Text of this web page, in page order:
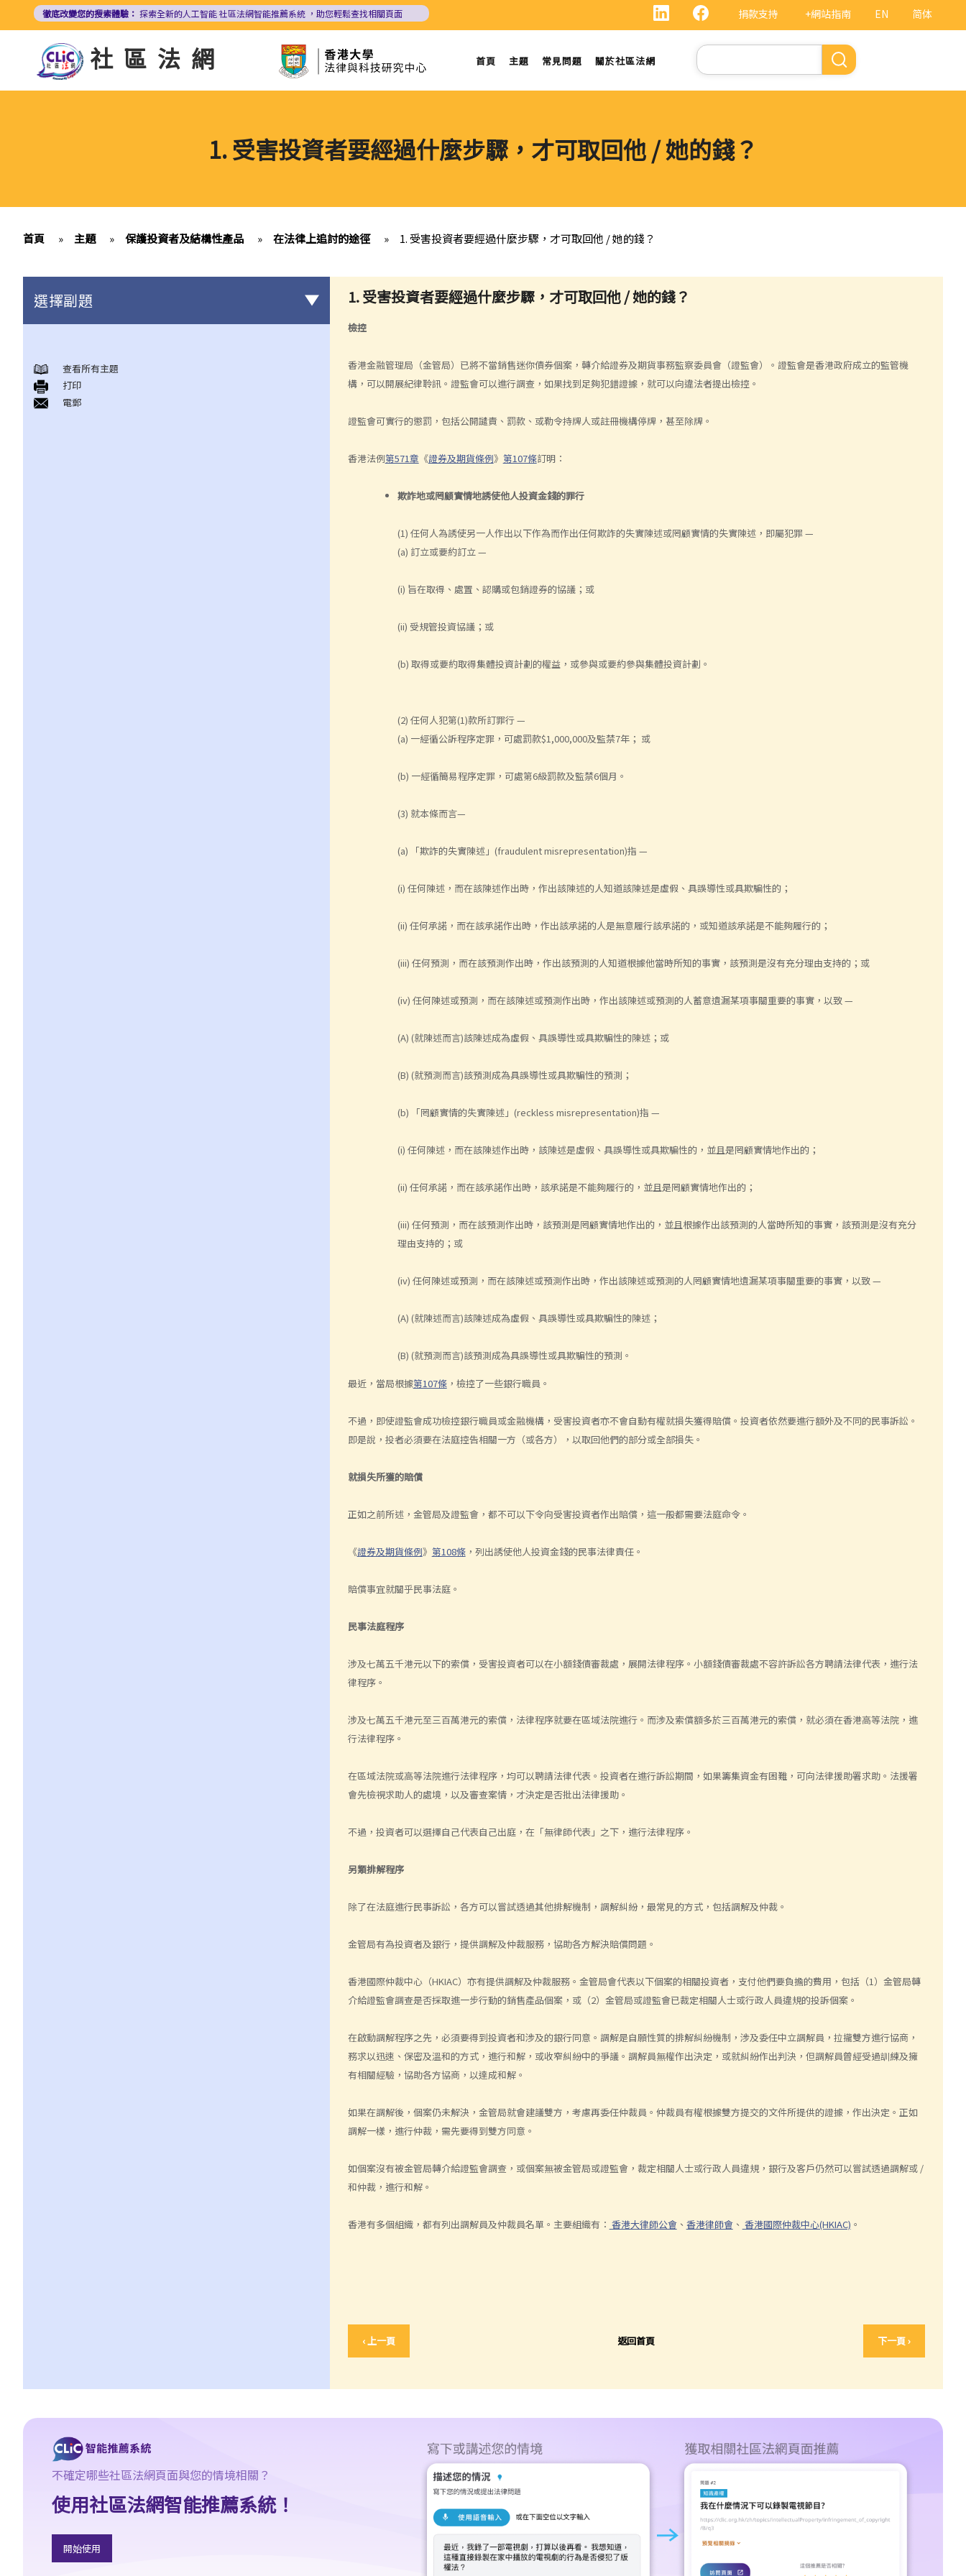
EN 简体
捐款支持 +網站指南
徹底改變您的搜索體驗： 探索全新的人工智能社區法網智能推薦系統 ，助您輕鬆查找相關頁面
社區法網 首頁 主題 常見問題 關於社區法網
Search
1. 受害投資者要經過什麼步驟，才可取回他 / 她的錢？
首頁 » 主題 » 保護投資者及結構性產品 » 在法律上追討的途徑 » 1. 受害投資者要經過什麼步驟，才可取回他 / 她的錢？
1. 受害投資者要經過什麼步驟，才可取回他 / 她的錢？
檢控
香港金融管理局（金管局）已將不當銷售迷你債券個案，轉介給證券及期貨事務監察委員會（證監會）。證監會是香港政府成立的監管機
構，可以開展紀律聆訊。證監會可以進行調查，如果找到足夠犯錯證據，就可以向違法者提出檢控。
證監會可實行的懲罰，包括公開譴責、罰款、或勒令持牌人或註冊機構停牌，甚至除牌。
香港法例第571章 《證券及期貨條例》 第107條訂明：
欺詐地或罔顧實情地誘使他人投資金錢的罪行
(1) 任何人為誘使另一人作出以下作為而作出任何欺詐的失實陳述或罔顧實情的失實陳述，即屬犯罪 —
(a) 訂立或要約訂立 —
(i) 旨在取得、處置、認購或包銷證券的協議；或
(ii) 受規管投資協議；或
(b) 取得或要約取得集體投資計劃的權益，或參與或要約參與集體投資計劃。
(2) 任何人犯第(1)款所訂罪行 —
(a) 一經循公訴程序定罪，可處罰款$1,000,000及監禁7年； 或
(b) 一經循簡易程序定罪，可處第6級罰款及監禁6個月。
(3) 就本條而言—
(a) 「欺詐的失實陳述」(fraudulent misrepresentation)指 —
(i) 任何陳述，而在該陳述作出時，作出該陳述的人知道該陳述是虛假、具誤導性或具欺騙性的；
(ii) 任何承諾，而在該承諾作出時，作出該承諾的人是無意履行該承諾的，或知道該承諾是不能夠履行的；
(iii) 任何預測，而在該預測作出時，作出該預測的人知道根據他當時所知的事實，該預測是沒有充分理由支持的；或
(iv) 任何陳述或預測，而在該陳述或預測作出時，作出該陳述或預測的人蓄意遺漏某項事關重要的事實，以致 —
(A) (就陳述而言)該陳述成為虛假、具誤導性或具欺騙性的陳述；或
(B) (就預測而言)該預測成為具誤導性或具欺騙性的預測；
(b) 「罔顧實情的失實陳述」(reckless misrepresentation)指 —
(i) 任何陳述，而在該陳述作出時，該陳述是虛假、具誤導性或具欺騙性的，並且是罔顧實情地作出的；
(ii) 任何承諾，而在該承諾作出時，該承諾是不能夠履行的，並且是罔顧實情地作出的；
(iii) 任何預測，而在該預測作出時，該預測是罔顧實情地作出的，並且根據作出該預測的人當時所知的事實，該預測是沒有充分
理由支持的；或
(iv) 任何陳述或預測，而在該陳述或預測作出時，作出該陳述或預測的人罔顧實情地遺漏某項事關重要的事實，以致 —
(A) (就陳述而言)該陳述成為虛假、具誤導性或具欺騙性的陳述；
(B) (就預測而言)該預測成為具誤導性或具欺騙性的預測。
最近，當局根據第107條，檢控了一些銀行職員。
不過，即使證監會成功檢控銀行職員或金融機構，受害投資者亦不會自動有權就損失獲得賠償。投資者依然要進行額外及不同的民事訴訟。
即是說，投者必須要在法庭控告相關一方（或各方），以取回他們的部分或全部損失。
就損失所獲的賠償
正如之前所述，金管局及證監會，都不可以下令向受害投資者作出賠償，這一般都需要法庭命令。
《證券及期貨條例》 第108條，列出誘使他人投資金錢的民事法律責任。
賠償事宜就關乎民事法庭。
民事法庭程序
涉及七萬五千港元以下的索償，受害投資者可以在小額錢債審裁處，展開法律程序。小額錢債審裁處不容許訴訟各方聘請法律代表，進行法
律程序。
涉及七萬五千港元至三百萬港元的索償，法律程序就要在區域法院進行。而涉及索償額多於三百萬港元的索償，就必須在香港高等法院，進
行法律程序。
在區域法院或高等法院進行法律程序，均可以聘請法律代表。投資者在進行訴訟期間，如果籌集資金有困難，可向法律援助署求助。法援署
會先檢視求助人的處境，以及審查案情，才決定是否批出法律援助。
不過，投資者可以選擇自己代表自己出庭，在「無律師代表」之下，進行法律程序。
另類排解程序
除了在法庭進行民事訴訟，各方可以嘗試透過其他排解機制，調解糾紛，最常見的方式，包括調解及仲裁。
金管局有為投資者及銀行，提供調解及仲裁服務，協助各方解決賠償問題。
香港國際仲裁中心（HKIAC）亦有提供調解及仲裁服務。金管局會代表以下個案的相關投資者，支付他們要負擔的費用，包括（1）金管局轉
介給證監會調查是否採取進一步行動的銷售產品個案，或（2）金管局或證監會已裁定相關人士或行政人員違規的投訴個案。
在啟動調解程序之先，必須要得到投資者和涉及的銀行同意。調解是自願性質的排解糾紛機制，涉及委任中立調解員，拉攏雙方進行協商，
務求以迅速、保密及溫和的方式，進行和解，或收窄糾紛中的爭議。調解員無權作出決定，或就糾紛作出判決，但調解員曾經受過訓練及擁
有相關經驗，協助各方協商，以達成和解。
如果在調解後，個案仍未解決，金管局就會建議雙方，考慮再委任仲裁員。仲裁員有權根據雙方提交的文件所提供的證據，作出決定。正如
調解一樣，進行仲裁，需先要得到雙方同意。
如個案沒有被金管局轉介給證監會調查，或個案無被金管局或證監會，裁定相關人士或行政人員違規，銀行及客戶仍然可以嘗試透過調解或 /
和仲裁，進行和解。
香港有多個組織，都有列出調解員及仲裁員名單。主要組織有： 香港大律師公會、 香港律師會、 香港國際仲裁中心(HKIAC) 。
‹ 上一頁 返回首頁 下一頁 ›
選擇副題
投資者的法律位置
1. 受害投資者可以做什麼？他們有可能取回已投入的本金嗎？
2. 除了問答一所述的投資者在普通法之下的立場，相關法規又是怎
查看所有主題
打印
電郵
不確定哪些社區法網頁面與您的情境相關？
使用社區法網智能推薦系統！
開始使用